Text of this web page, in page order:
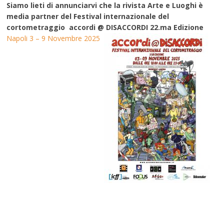
Siamo lieti di annunciarvi che la rivista Arte e Luoghi è
media partner del Festival internazionale del
cortometraggio accordi @ DISACCORDI 22.ma Edizione
Napoli 3 – 9 Novembre 2025